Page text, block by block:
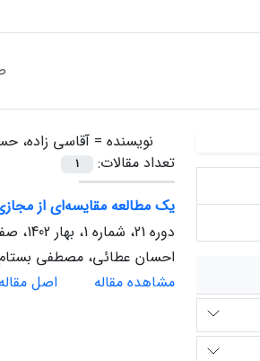
نویسنده = آقاسی زاده،
تعداد مقالات:
1
یک مطالعه مقایسه‌ای از
دوره 21، شماره 1، بهار 1402، صفحه
احسان عطائی، مصطفی
مشاهده مقاله
اصل مقاله